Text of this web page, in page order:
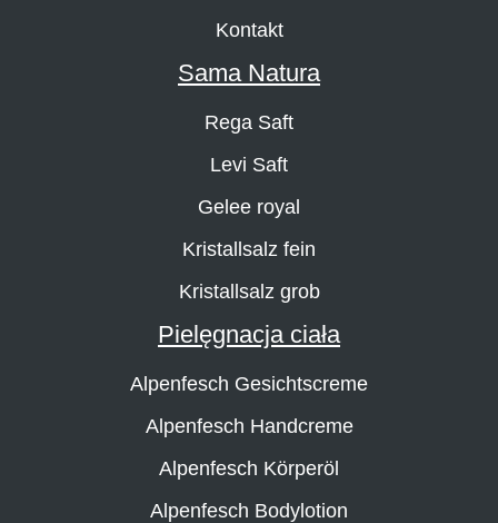
Kontakt
Sama Natura
Rega Saft
Levi Saft
Gelee royal
Kristallsalz fein
Kristallsalz grob
Pielęgnacja ciała
Alpenfesch Gesichtscreme
Alpenfesch Handcreme
Alpenfesch Körperöl
Alpenfesch Bodylotion